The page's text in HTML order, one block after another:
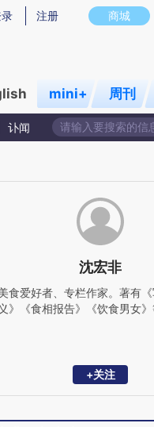
意图存在偏差。不代表财新观点
商城
注册
mini+ 周刊
讣闻
沈宏非
食爱好者、专栏作家。著有
义》《食相报告》《饮食男女》
+关注